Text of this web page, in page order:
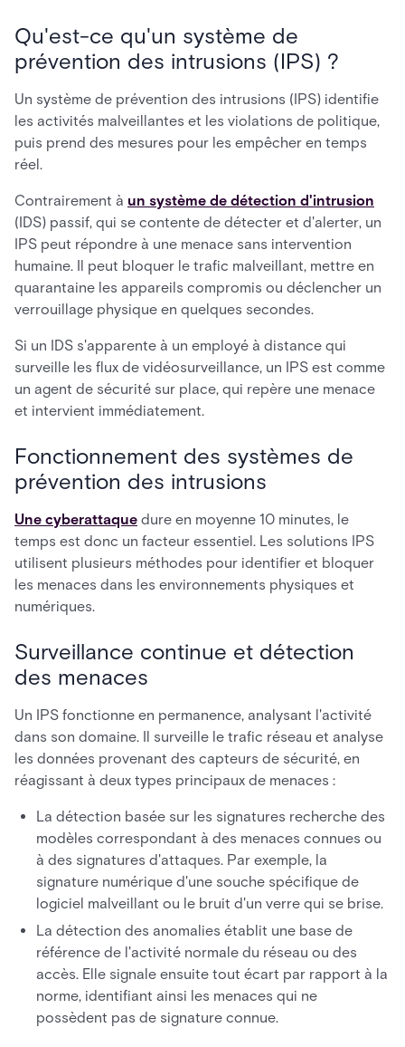
Qu'est-ce qu'un système de
prévention des intrusions (IPS) ?
Un système de prévention des intrusions (IPS) identifie
les activités malveillantes et les violations de politique,
puis prend des mesures pour les empêcher en temps
réel.
Contrairement à un système de détection d'intrusion
(IDS) passif, qui se contente de détecter et d'alerter, un
IPS peut répondre à une menace sans intervention
humaine. Il peut bloquer le trafic malveillant, mettre en
quarantaine les appareils compromis ou déclencher un
verrouillage physique en quelques secondes.
Si un IDS s'apparente à un employé à distance qui
surveille les flux de vidéosurveillance, un IPS est comme
un agent de sécurité sur place, qui repère une menace
et intervient immédiatement.
Fonctionnement des systèmes de
prévention des intrusions
Une cyberattaque dure en moyenne 10 minutes, le
temps est donc un facteur essentiel. Les solutions IPS
utilisent plusieurs méthodes pour identifier et bloquer
les menaces dans les environnements physiques et
numériques.
Surveillance continue et détection
des menaces
Un IPS fonctionne en permanence, analysant l'activité
dans son domaine. Il surveille le trafic réseau et analyse
les données provenant des capteurs de sécurité, en
réagissant à deux types principaux de menaces :
La détection basée sur les signatures recherche des
modèles correspondant à des menaces connues ou
à des signatures d'attaques. Par exemple, la
signature numérique d'une souche spécifique de
logiciel malveillant ou le bruit d'un verre qui se brise.
La détection des anomalies établit une base de
référence de l'activité normale du réseau ou des
accès. Elle signale ensuite tout écart par rapport à la
norme, identifiant ainsi les menaces qui ne
possèdent pas de signature connue.